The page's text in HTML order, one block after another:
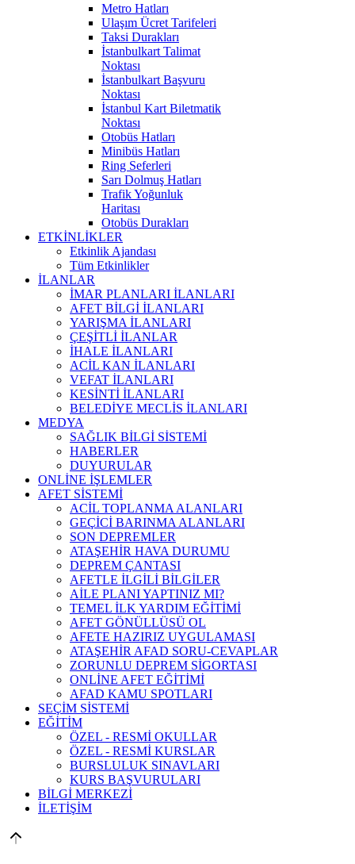
Metro Hatları
Ulaşım Ücret Tarifeleri
Taksi Durakları
İstanbulkart Talimat
Noktası
İstanbulkart Başvuru
Noktası
İstanbul Kart Biletmatik
Noktası
Otobüs Hatları
Minibüs Hatları
Ring Seferleri
Sarı Dolmuş Hatları
Trafik Yoğunluk
Haritası
Otobüs Durakları
ETKİNLİKLER
Etkinlik Ajandası
Tüm Etkinlikler
İLANLAR
İMAR PLANLARI İLANLARI
AFET BİLGİ İLANLARI
YARIŞMA İLANLARI
ÇEŞİTLİ İLANLAR
İHALE İLANLARI
ACİL KAN İLANLARI
VEFAT İLANLARI
KESİNTİ İLANLARI
BELEDİYE MECLİS İLANLARI
MEDYA
SAĞLIK BİLGİ SİSTEMİ
HABERLER
DUYURULAR
ONLİNE İŞLEMLER
AFET SİSTEMİ
ACİL TOPLANMA ALANLARI
GEÇİCİ BARINMA ALANLARI
SON DEPREMLER
ATAŞEHİR HAVA DURUMU
DEPREM ÇANTASI
AFETLE İLGİLİ BİLGİLER
AİLE PLANI YAPTINIZ MI?
TEMEL İLK YARDIM EĞİTİMİ
AFET GÖNÜLLÜSÜ OL
AFETE HAZIRIZ UYGULAMASI
ATAŞEHİR AFAD SORU-CEVAPLAR
ZORUNLU DEPREM SİGORTASI
ONLİNE AFET EĞİTİMİ
AFAD KAMU SPOTLARI
SEÇİM SİSTEMİ
EĞİTİM
ÖZEL - RESMİ OKULLAR
ÖZEL - RESMİ KURSLAR
BURSLULUK SINAVLARI
KURS BAŞVURULARI
BİLGİ MERKEZİ
İLETİŞİM